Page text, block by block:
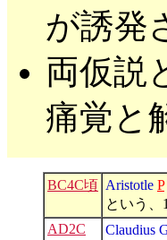
が誘発
両仮説
痛覚と
BC4C頃 Aristotle P
という
AD2C
Claudius